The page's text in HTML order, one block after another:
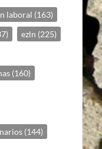
laboral (163)
ezln (225)
(160)
(144)